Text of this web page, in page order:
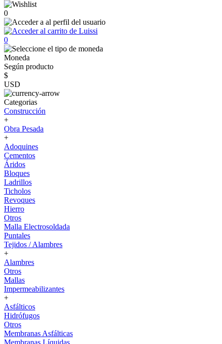
0
0
Moneda
Según producto
$
USD
Categorias
Construcción
+
Obra Pesada
+
Adoquines
Cementos
Áridos
Bloques
Ladrillos
Ticholos
Revoques
Hierro
Otros
Malla Electrosoldada
Puntales
Tejidos / Alambres
+
Alambres
Otros
Mallas
Impermeabilizantes
+
Asfálticos
Hidrófugos
Otros
Membranas Asfálticas
Membranas Líquidas